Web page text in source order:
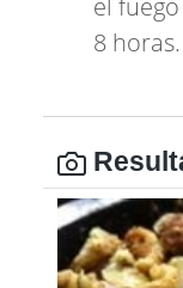
tomillo,
Vierta
cocción
durante